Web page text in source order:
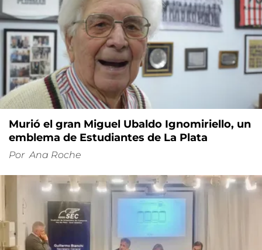
Murió el gran Miguel Ubaldo Ignomiriello, un
emblema de Estudiantes de La Plata
Por Ana Roche